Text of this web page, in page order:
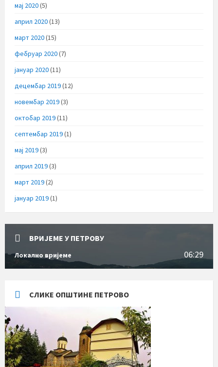
мај 2020(5)
април 2020(13)
март 2020(15)
фебруар 2020(7)
јануар 2020(11)
децембар 2019(12)
новембар 2019(3)
октобар 2019(11)
септембар 2019(1)
мај 2019(3)
април 2019(3)
март 2019(2)
јануар 2019(1)
ВРИЈЕМЕ У ПЕТРОВУ
Локално вријеме 06:29
СЛИКЕ ОПШТИНЕ ПЕТРОВО